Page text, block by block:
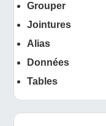
Grouper
Jointures
Alias
Données
Tables